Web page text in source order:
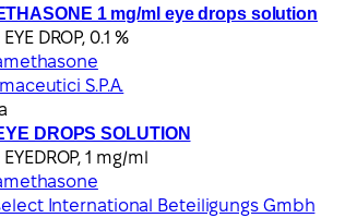
1 mg/ml eye drops solution
EYE DROP, 0.1 %
S.P.A.
DROPS SOLUTION
EYEDROP, 1 mg/ml
International Beteiligungs Gmbh